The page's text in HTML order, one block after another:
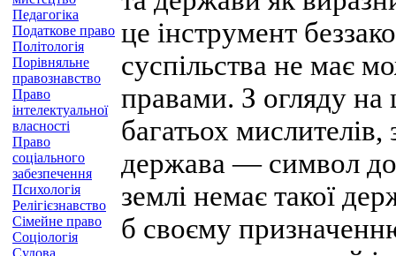
Педагогіка
Податкове право
Політологія
Порівняльне
правознавство
Право
інтелектуальної
власності
Право
соціального
забезпечення
Психологія
Релігієзнавство
Сімейне право
Соціологія
Судова
це інструмент
суспільства не має
правами. З огляду
багатьох
держава — символ
землі немає такої
б своєму